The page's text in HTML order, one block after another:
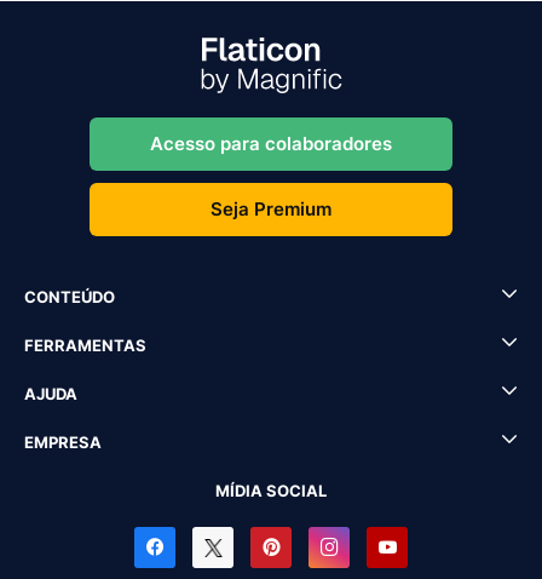
Acesso para colaboradores
Seja Premium
CONTEÚDO
FERRAMENTAS
AJUDA
EMPRESA
MÍDIA SOCIAL